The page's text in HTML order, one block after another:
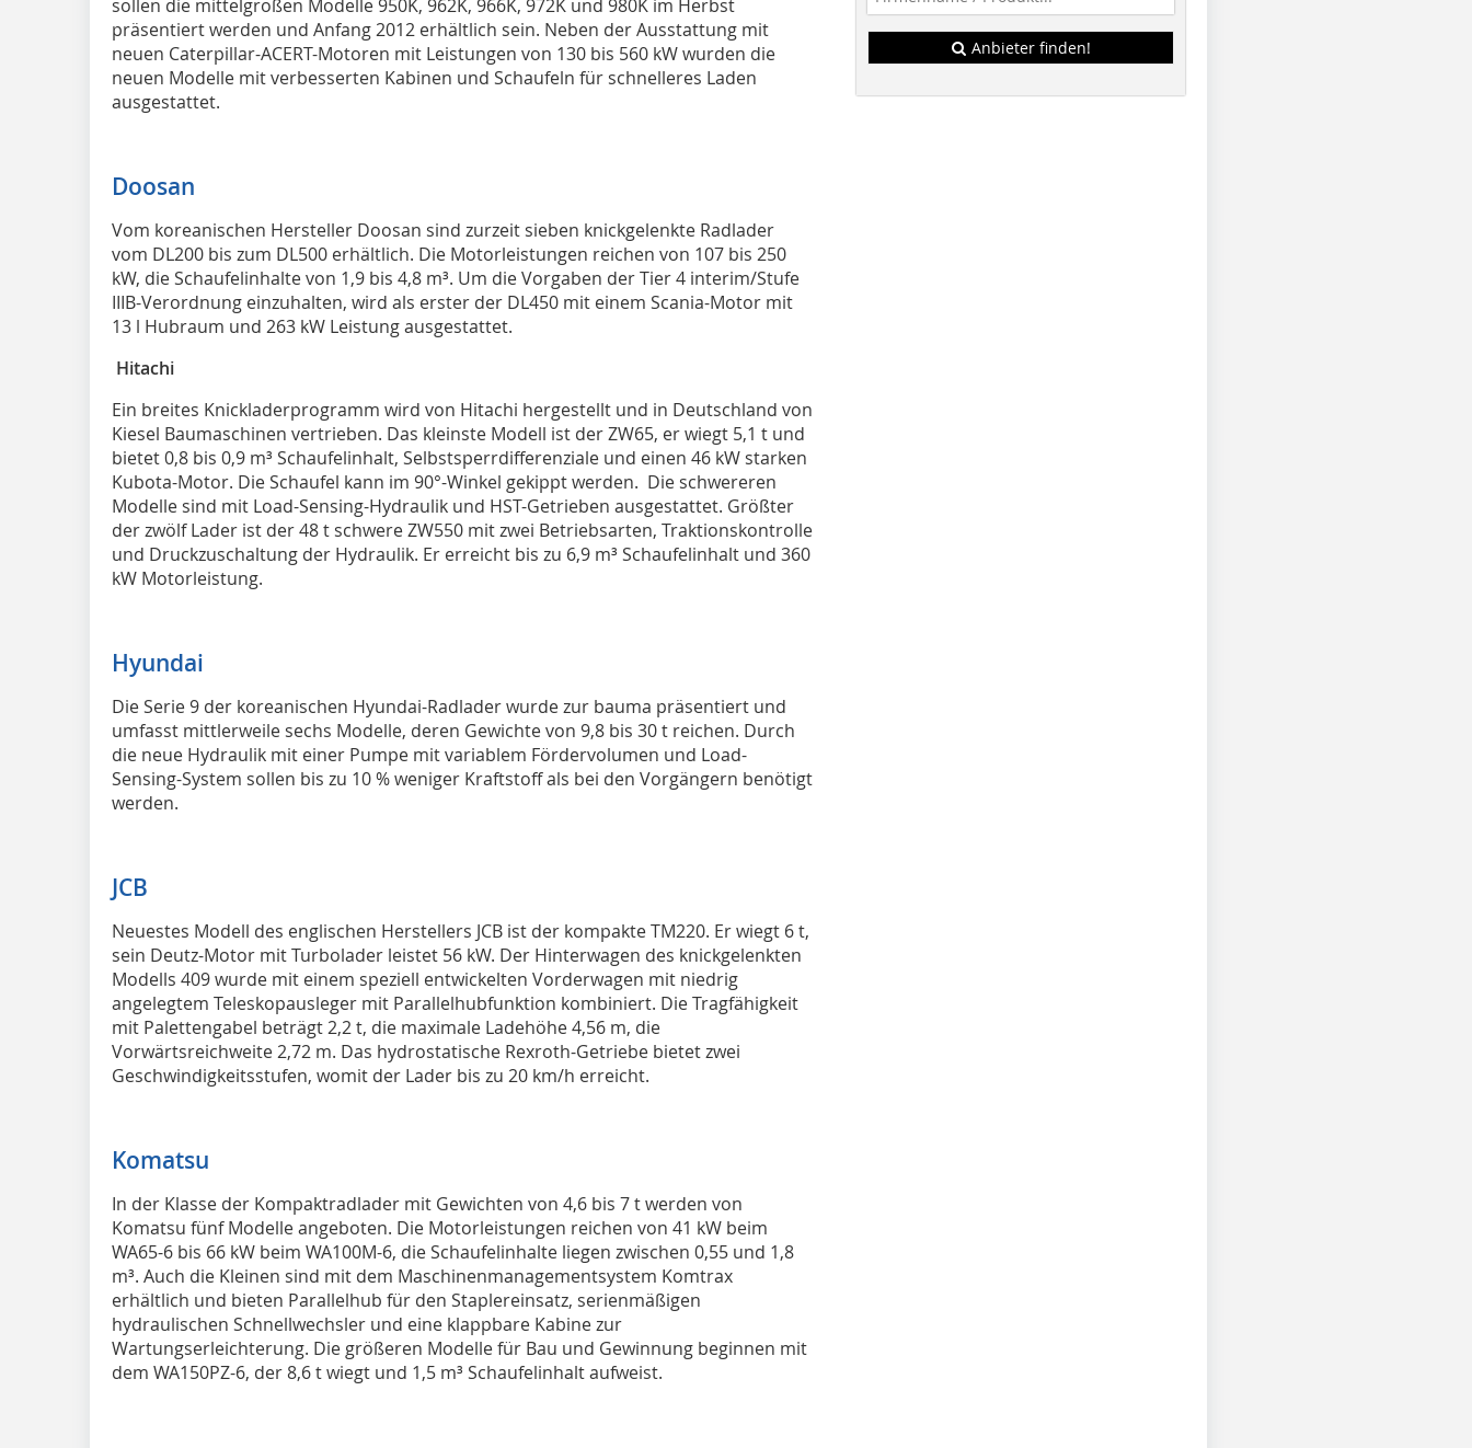
sollen die mittelgroßen Modelle 950K, 962K, 966K, 972K und 980K im Herbst
präsentiert werden und Anfang 2012 erhältlich sein. Neben der Ausstattung mit
neuen Caterpillar-ACERT-Motoren mit Leistungen von 130 bis 560 kW wurden die
neuen Modelle mit verbesserten Kabinen und Schaufeln für schnelleres Laden
ausgestattet.
Doosan
Vom koreanischen Hersteller Doosan sind zurzeit sieben knickgelenkte Radlader
vom DL200 bis zum DL500 erhältlich. Die Motorleistungen reichen von 107 bis 250
kW, die Schaufelinhalte von 1,9 bis 4,8 m³. Um die Vorgaben der Tier 4 interim/Stufe
IIIB-Verordnung einzuhalten, wird als erster der DL450 mit einem Scania-Motor mit
13 l Hubraum und 263 kW Leistung ausgestattet.
Hitachi
Ein breites Knickladerprogramm wird von Hitachi hergestellt und in Deutschland von
Kiesel Baumaschinen vertrieben. Das kleinste Modell ist der ZW65, er wiegt 5,1 t und
bietet 0,8 bis 0,9 m³ Schaufelinhalt, Selbstsperrdifferenziale und einen 46 kW starken
Kubota-Motor. Die Schaufel kann im 90°-Winkel gekippt werden. Die schwereren
Modelle sind mit Load-Sensing-Hydraulik und HST-Getrieben ausgestattet. Größter
der zwölf Lader ist der 48 t schwere ZW550 mit zwei Betriebsarten, Traktionskontrolle
und Druckzuschaltung der Hydraulik. Er erreicht bis zu 6,9 m³ Schaufelinhalt und 360
kW Motorleistung.
Hyundai
Die Serie 9 der koreanischen Hyundai-Radlader wurde zur bauma präsentiert und
umfasst mittlerweile sechs Modelle, deren Gewichte von 9,8 bis 30 t reichen. Durch
die neue Hydraulik mit einer Pumpe mit variablem Fördervolumen und Load-
Sensing-System sollen bis zu 10 % weniger Kraftstoff als bei den Vorgängern benötigt
werden.
JCB
Neuestes Modell des englischen Herstellers JCB ist der kompakte TM220. Er wiegt 6 t,
sein Deutz-Motor mit Turbolader leistet 56 kW. Der Hinterwagen des knickgelenkten
Modells 409 wurde mit einem speziell entwickelten Vorderwagen mit niedrig
angelegtem Teleskopausleger mit Parallelhubfunktion kombiniert. Die Tragfähigkeit
mit Palettengabel beträgt 2,2 t, die maximale Ladehöhe 4,56 m, die
Vorwärtsreichweite 2,72 m. Das hydrostatische Rexroth-Getriebe bietet zwei
Geschwindigkeitsstufen, womit der Lader bis zu 20 km/h erreicht.
Komatsu
In der Klasse der Kompaktradlader mit Gewichten von 4,6 bis 7 t werden von
Komatsu fünf Modelle angeboten. Die Motorleistungen reichen von 41 kW beim
WA65-6 bis 66 kW beim WA100M-6, die Schaufelinhalte liegen zwischen 0,55 und 1,8
m³. Auch die Kleinen sind mit dem Maschinenmanagementsystem Komtrax
erhältlich und bieten Parallelhub für den Staplereinsatz, serienmäßigen
hydraulischen Schnellwechsler und eine klappbare Kabine zur
Wartungserleichterung. Die größeren Modelle für Bau und Gewinnung beginnen mit
dem WA150PZ-6, der 8,6 t wiegt und 1,5 m³ Schaufelinhalt aufweist.
Anbieter finden!